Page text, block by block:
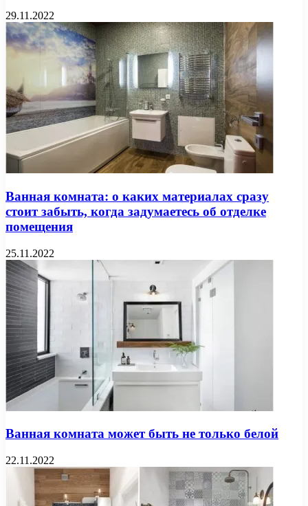
29.11.2022
Ванная комната: о каких материалах сразу
стоит забыть, когда задумаетесь об отделке
помещения
25.11.2022
Ванная комната может быть не только белой
22.11.2022